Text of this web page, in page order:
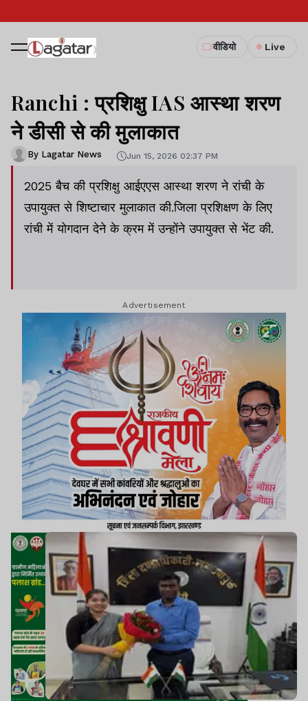
वीडियो Live
Ranchi : प्रशिक्षु IAS आस्था शरण
ने डीसी से की मुलाकात
By Lagatar News Jun 15, 2026 02:37 PM
2025 बैच की प्रशिक्षु आईएएस आस्था शरण ने रांची के
उपायुक्त से शिष्टाचार मुलाकात की.जिला प्रशिक्षण के लिए
रांची में योगदान देने के क्रम में उन्होंने उपायुक्त से भेंट की.
Advertisement